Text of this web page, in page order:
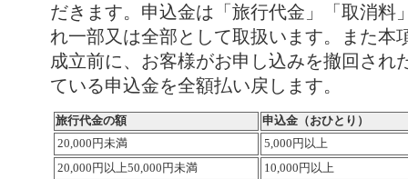
だきます。申込金は「旅行代金」「取消料
れ一部又は全部として取扱います。また本
成立前に、お客様がお申し込みを撤回され
ている申込金を全額払い戻します。
旅行代金の額
申込金（おひとり）
20,000円未満
5,000円以上
20,000円以上50,000円未満
10,000円以上